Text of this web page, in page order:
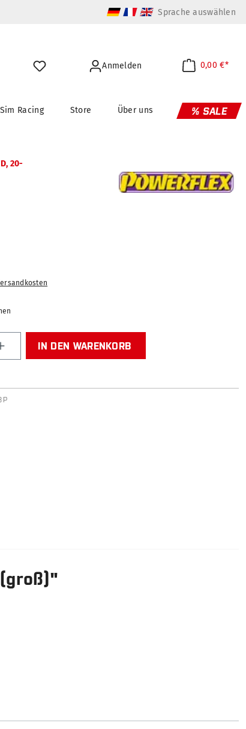
Sprache auswählen
Anmelden 0,00 €*
Sim Racing Store Über uns % SALE
20-
Gib den gewünschten Wert ein
IN DEN WARENKORB